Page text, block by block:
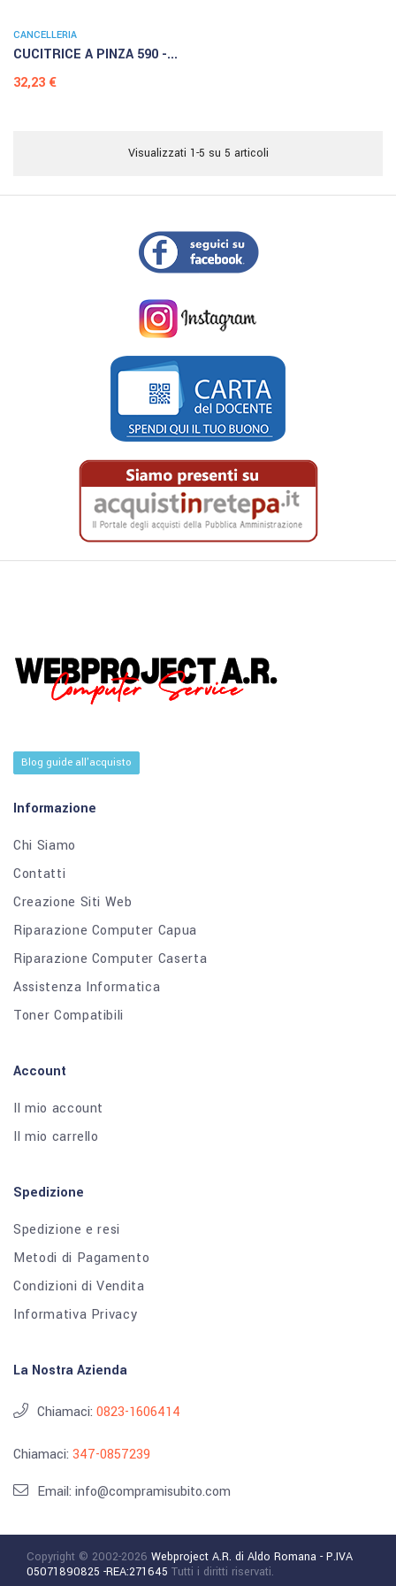
CANCELLERIA
CUCITRICE A PINZA 590 -...
Prezzo
32,23 €
Visualizzati 1-5 su 5 articoli
Blog guide all'acquisto
Informazione
Chi Siamo
Contatti
Creazione Siti Web
Riparazione Computer Capua
Riparazione Computer Caserta
Assistenza Informatica
Toner Compatibili
Account
Il mio account
Il mio carrello
Spedizione
Spedizione e resi
Metodi di Pagamento
Condizioni di Vendita
Informativa Privacy
La Nostra Azienda
Chiamaci: 0823-1606414
Chiamaci: 347-0857239
Email: info@compramisubito.com
Copyright © 2002-2026 Webproject A.R. di Aldo Romana - P.IVA
05071890825 -REA:271645 Tutti i diritti riservati.